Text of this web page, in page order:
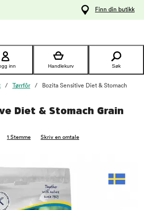
Finn din butikk
inn Handlekurv Søk
Tørrfôr
Bozita Sensitive Diet & Stomach
Diet & Stomach Grain
1 Stemme Skriv en omtale